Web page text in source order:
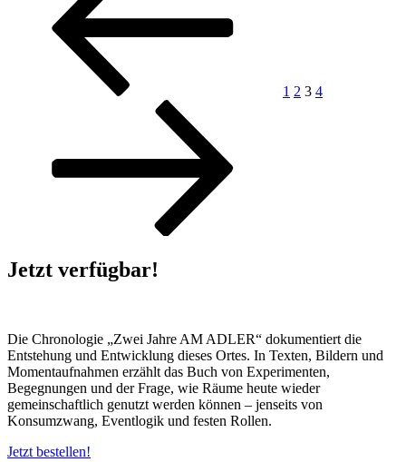
Sichtbarkeit
Beiträge
1 2 3 4
Jetzt verfügbar!
Die Chronologie „Zwei Jahre AM ADLER“ dokumentiert die
Entstehung und Entwicklung dieses Ortes. In Texten, Bildern und
Momentaufnahmen erzählt das Buch von Experimenten,
Begegnungen und der Frage, wie Räume heute wieder
gemeinschaftlich genutzt werden können – jenseits von
Konsumzwang, Eventlogik und festen Rollen.
Jetzt bestellen!